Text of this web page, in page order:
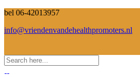
bel 06-42013957
info@vriendenvandehealthpromoters.nl